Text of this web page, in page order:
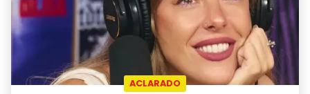
ACLARADO